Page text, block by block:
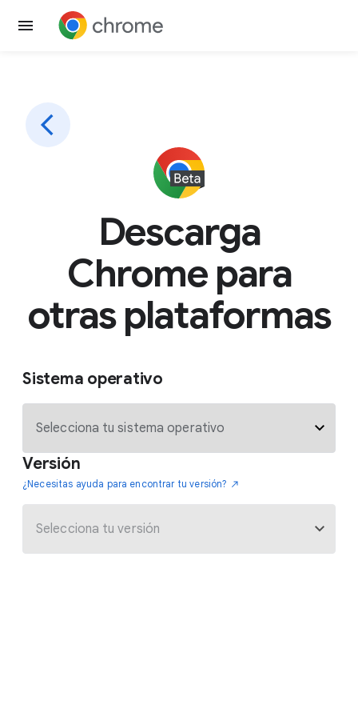
Descarga
Chrome para
otras plataformas
Sistema operativo
Versión
¿Necesitas ayuda para encontrar tu versión?